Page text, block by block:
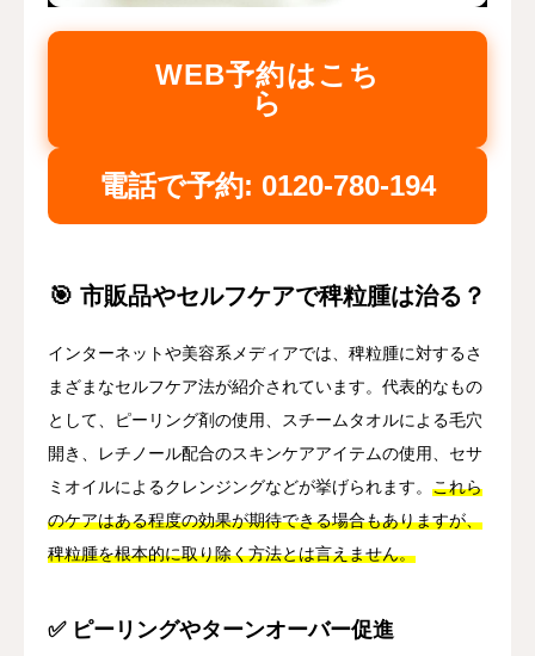
WEB予約はこち
ら
電話で予約: 0120-780-194
🎯 市販品やセルフケアで稗粒腫は治る？
インターネットや美容系メディアでは、稗粒腫に対するさ
まざまなセルフケア法が紹介されています。代表的なもの
として、ピーリング剤の使用、スチームタオルによる毛穴
開き、レチノール配合のスキンケアアイテムの使用、セサ
ミオイルによるクレンジングなどが挙げられます。 これら
のケアはある程度の効果が期待できる場合もありますが、
稗粒腫を根本的に取り除く方法とは言えません。
✅ ピーリングやターンオーバー促進